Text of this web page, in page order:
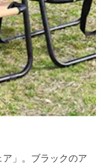
」。ブラックのア